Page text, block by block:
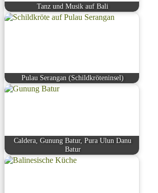
Tanz und Musik auf Bali
Pulau Serangan (Schildkröteninsel)
Caldera, Gunung Batur, Pura Ulun Danu
Batur